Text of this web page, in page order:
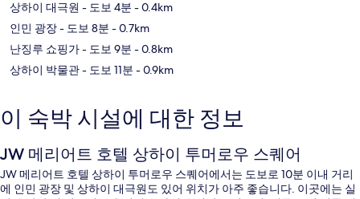
상하이 대극원 - 도보 4분 - 0.4km
인민 광장- 도보 8분 - 0.7km
난징루 쇼핑가- 도보 9분 - 0.8km
상하이 박물관- 도보 11분 - 0.9km
이 숙박 시설에 대한 정보
JW 메리어트 호텔 상하이 투머로우 스퀘어
JW 메리어트 호텔 상하이 투머로우 스퀘어에서는 도보로 10분 이내 거리
에 인민 광장 및 상하이 대극원도 있어 위치가 아주 좋습니다. 이곳에는 실